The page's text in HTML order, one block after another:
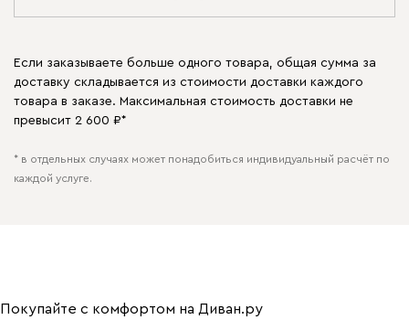
Если заказываете больше одного товара, общая сумма за
доставку складывается из стоимости доставки каждого
товара в заказе. Максимальная стоимость доставки не
превысит 2 600 ₽*
* в отдельных случаях может понадобиться индивидуальный расчёт по
каждой услуге.
Покупайте с комфортом на Диван.ру